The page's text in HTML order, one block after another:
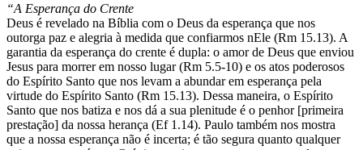
“A Esperança do Crente
Deus é revelado na Bíblia com o Deus da esperança que nos
outorga paz e alegria à medida que confiarmos nEle (Rm 15.13). A
garantia da esperança do crente é dupla: o amor de Deus que enviou
Jesus para morrer em nosso lugar (Rm 5.5-10) e os atos poderosos
do Espírito Santo que nos levam a abundar em esperança pela
virtude do Espírito Santo (Rm 15.13). Dessa maneira, o Espírito
Santo que nos batiza e nos dá a sua plenitude é o penhor [primeira
prestação] da nossa herança (Ef 1.14). Paulo também nos mostra
que a nossa esperança não é incerta; é tão segura quanto qualquer